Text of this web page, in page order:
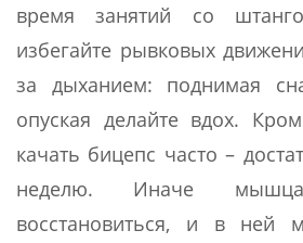
время занятий со
избегайте рывковых
за дыханием: поднимая
опуская делайте вдох.
качать бицепс часто –
неделю. Иначе
восстановиться, и в ней